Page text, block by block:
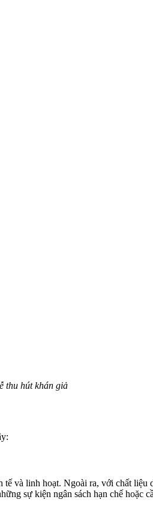
thu hút khán giả
và linh hoạt. Ngoài ra, với chất liệu
sự kiện ngân sách hạn chế hoặc